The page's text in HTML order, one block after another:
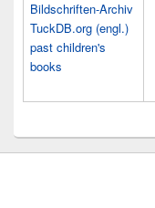
Bildschriften-Archiv
TuckDB.org (engl.)
past children's
books